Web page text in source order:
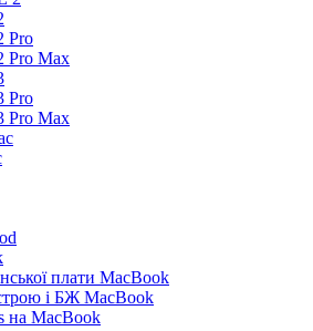
Pro
Pro Max
Pro
Pro Max
плати MacBook
і БЖ MacBook
на MacBook